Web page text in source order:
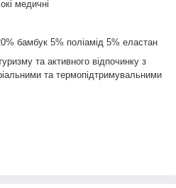
медичні
бамбук 5% поліамід 5% еластан
та активного відпочинку з
та термопідтримувальними